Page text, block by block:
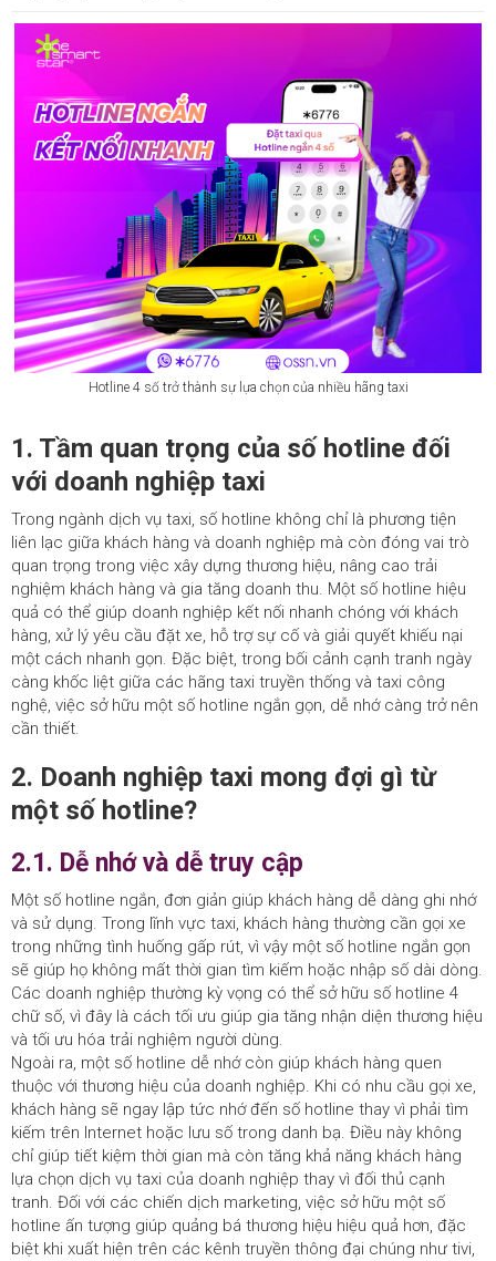
Hotline 4 số trở thành sự lựa chọn của nhiều hãng taxi
1. Tầm quan trọng của số hotline đối
với doanh nghiệp taxi
Trong ngành dịch vụ taxi, số hotline không chỉ là phương tiện
liên lạc giữa khách hàng và doanh nghiệp mà còn đóng vai trò
quan trọng trong việc xây dựng thương hiệu, nâng cao trải
nghiệm khách hàng và gia tăng doanh thu. Một số hotline hiệu
quả có thể giúp doanh nghiệp kết nối nhanh chóng với khách
hàng, xử lý yêu cầu đặt xe, hỗ trợ sự cố và giải quyết khiếu nại
một cách nhanh gọn. Đặc biệt, trong bối cảnh cạnh tranh ngày
càng khốc liệt giữa các hãng taxi truyền thống và taxi công
nghệ, việc sở hữu một số hotline ngắn gọn, dễ nhớ càng trở nên
cần thiết.
2. Doanh nghiệp taxi mong đợi gì từ
một số hotline?
2.1. Dễ nhớ và dễ truy cập
Một số hotline ngắn, đơn giản giúp khách hàng dễ dàng ghi nhớ
và sử dụng. Trong lĩnh vực taxi, khách hàng thường cần gọi xe
trong những tình huống gấp rút, vì vậy một số hotline ngắn gọn
sẽ giúp họ không mất thời gian tìm kiếm hoặc nhập số dài dòng.
Các doanh nghiệp thường kỳ vọng có thể sở hữu số hotline 4
chữ số, vì đây là cách tối ưu giúp gia tăng nhận diện thương hiệu
và tối ưu hóa trải nghiệm người dùng.
Ngoài ra, một số hotline dễ nhớ còn giúp khách hàng quen
thuộc với thương hiệu của doanh nghiệp. Khi có nhu cầu gọi xe,
khách hàng sẽ ngay lập tức nhớ đến số hotline thay vì phải tìm
kiếm trên Internet hoặc lưu số trong danh bạ. Điều này không
chỉ giúp tiết kiệm thời gian mà còn tăng khả năng khách hàng
lựa chọn dịch vụ taxi của doanh nghiệp thay vì đối thủ cạnh
tranh. Đối với các chiến dịch marketing, việc sở hữu một số
hotline ấn tượng giúp quảng bá thương hiệu hiệu quả hơn, đặc
biệt khi xuất hiện trên các kênh truyền thông đại chúng như tivi,